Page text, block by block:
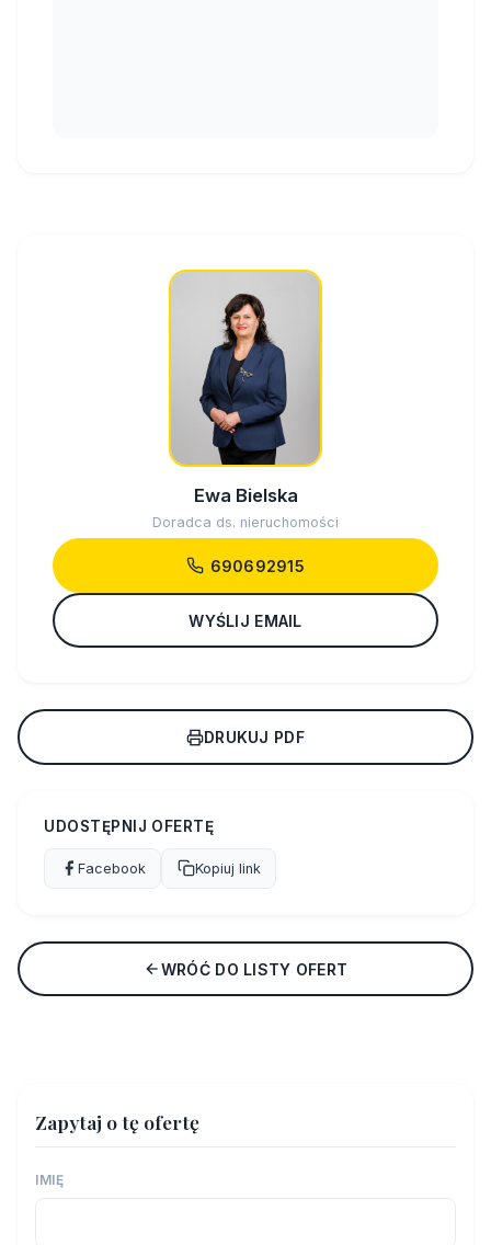
Ewa Bielska
Doradca ds. nieruchomości
690692915
WYŚLIJ EMAIL
DRUKUJ PDF
UDOSTĘPNIJ OFERTĘ
Facebook Kopiuj link
WRÓĆ DO LISTY OFERT
Zapytaj o tę ofertę
IMIĘ